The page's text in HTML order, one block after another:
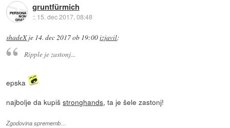
gruntfürmich
:: 15. dec 2017, 08:48
shadeXje 14. dec 2017 ob 19:00izjavil:
Ripple je zastonj...
epska
najbolje da kupišstronghands, ta je šele zastonj!
Zgodovina sprememb…